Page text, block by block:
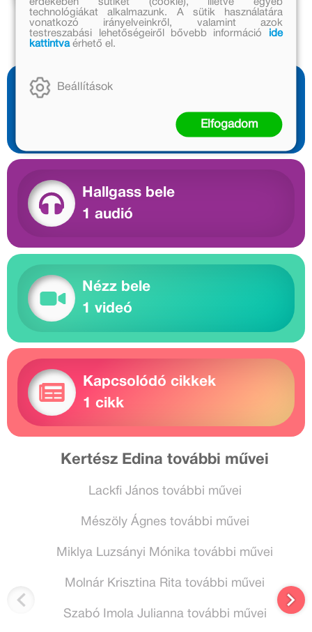
Hallgass bele
1 audió
Nézz bele
1 videó
Kapcsolódó cikkek
1 cikk
Kertész Edina további művei
Lackfi János további művei
Mészöly Ágnes további művei
Miklya Luzsányi Mónika további művei
Molnár Krisztina Rita további művei
Szabó Imola Julianna további művei
technológiákat alkalmazunk. A sütik használatára
vonatkozó irányelveinkről, valamint azok
testreszabási lehetőségeiről bővebb információ
ide
kattintvaérhető el.
Beállítások
Elfogadom